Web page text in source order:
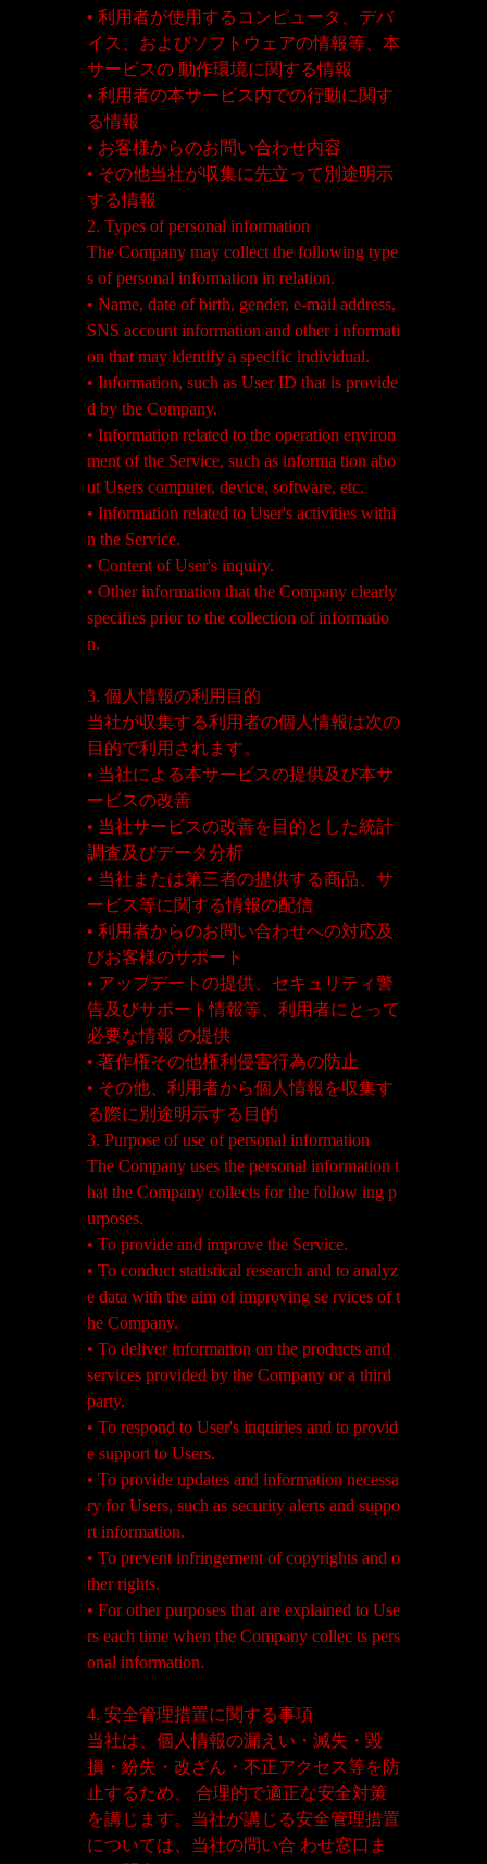
• 利用者が使用するコンピュータ、デバ
イス、およびソフトウェアの情報等、本
サービスの 動作環境に関する情報
• 利用者の本サービス内での行動に関す
る情報
• お客様からのお問い合わせ内容
• その他当社が収集に先立って別途明示
する情報
2. Types of personal information
The Company may collect the following type
s of personal information in relation.
• Name, date of birth, gender, e-mail address,
SNS account information and other i nformati
on that may identify a specific individual.
• Information, such as User ID that is provide
d by the Company.
• Information related to the operation environ
ment of the Service, such as informa tion abo
ut Users computer, device, software, etc.
• Information related to User's activities withi
n the Service.
• Content of User's inquiry.
• Other information that the Company clearly
specifies prior to the collection of informatio
n.
3. 個人情報の利用目的
当社が収集する利用者の個人情報は次の
目的で利用されます。
• 当社による本サービスの提供及び本サ
ービスの改善
• 当社サービスの改善を目的とした統計
調査及びデータ分析
• 当社または第三者の提供する商品、サ
ービス等に関する情報の配信
• 利用者からのお問い合わせへの対応及
びお客様のサポート
• アップデートの提供、セキュリティ警
告及びサポート情報等、利用者にとって
必要な情報 の提供
• 著作権その他権利侵害行為の防止
• その他、利用者から個人情報を収集す
る際に別途明示する目的
3. Purpose of use of personal information
The Company uses the personal information t
hat the Company collects for the follow ing p
urposes.
• To provide and improve the Service.
• To conduct statistical research and to analyz
e data with the aim of improving se rvices of t
he Company.
• To deliver information on the products and
services provided by the Company or a third
party.
• To respond to User's inquiries and to provid
e support to Users.
• To provide updates and information necessa
ry for Users, such as security alerts and suppo
rt information.
• To prevent infringement of copyrights and o
ther rights.
• For other purposes that are explained to Use
rs each time when the Company collec ts pers
onal information.
4. 安全管理措置に関する事項
当社は、個人情報の漏えい・滅失・毀
損・紛失・改ざん・不正アクセス等を防
止するため、 合理的で適正な安全対策
を講じます。当社が講じる安全管理措置
については、当社の問い合 わせ窓口ま